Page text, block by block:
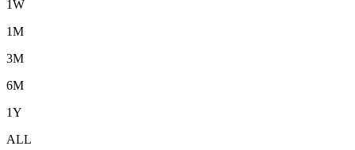
1W
1M
3M
6M
1Y
ALL